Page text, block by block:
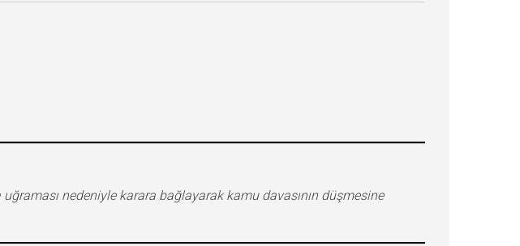
uğraması nedeniyle karara bağlayarak kamu davasının düşmesine